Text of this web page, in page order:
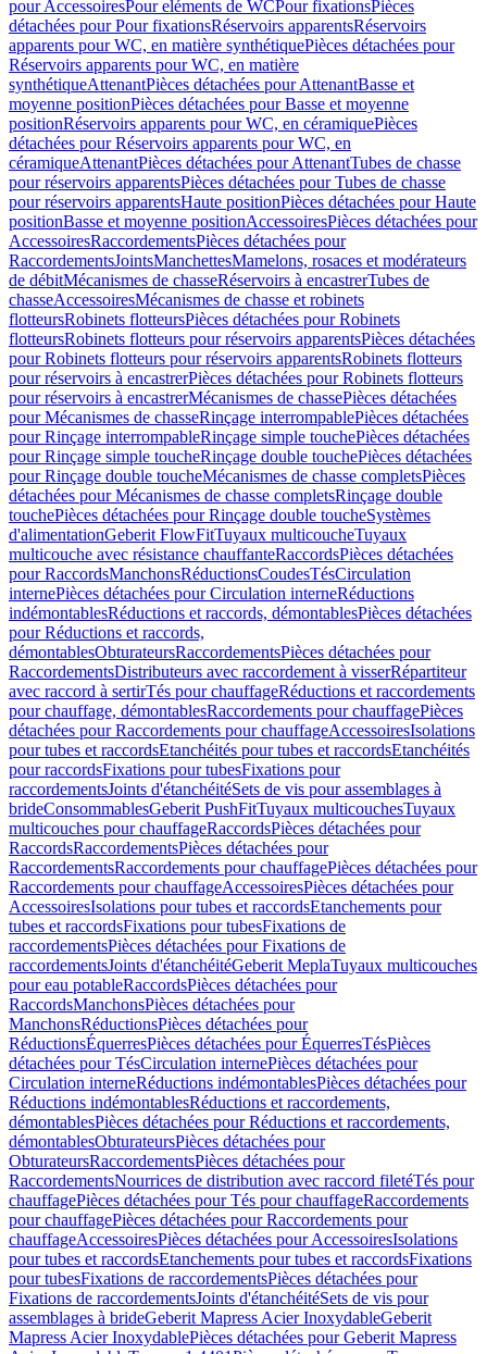
pour AccessoiresPour eléments de WCPour fixationsPièces
détachées pour Pour fixationsRéservoirs apparentsRéservoirs
apparents pour WC, en matière synthétiquePièces détachées pour
Réservoirs apparents pour WC, en matière
synthétiqueAttenantPièces détachées pour AttenantBasse et
moyenne positionPièces détachées pour Basse et moyenne
positionRéservoirs apparents pour WC, en céramiquePièces
détachées pour Réservoirs apparents pour WC, en
céramiqueAttenantPièces détachées pour AttenantTubes de chasse
pour réservoirs apparentsPièces détachées pour Tubes de chasse
pour réservoirs apparentsHaute positionPièces détachées pour Haute
positionBasse et moyenne positionAccessoiresPièces détachées pour
AccessoiresRaccordementsPièces détachées pour
RaccordementsJointsManchettesMamelons, rosaces et modérateurs
de débitMécanismes de chasseRéservoirs à encastrerTubes de
chasseAccessoiresMécanismes de chasse et robinets
flotteursRobinets flotteursPièces détachées pour Robinets
flotteursRobinets flotteurs pour réservoirs apparentsPièces détachées
pour Robinets flotteurs pour réservoirs apparentsRobinets flotteurs
pour réservoirs à encastrerPièces détachées pour Robinets flotteurs
pour réservoirs à encastrerMécanismes de chassePièces détachées
pour Mécanismes de chasseRinçage interrompablePièces détachées
pour Rinçage interrompableRinçage simple touchePièces détachées
pour Rinçage simple toucheRinçage double touchePièces détachées
pour Rinçage double toucheMécanismes de chasse completsPièces
détachées pour Mécanismes de chasse completsRinçage double
touchePièces détachées pour Rinçage double toucheSystèmes
d'alimentationGeberit FlowFitTuyaux multicoucheTuyaux
multicouche avec résistance chauffanteRaccordsPièces détachées
pour RaccordsManchonsRéductionsCoudesTésCirculation
internePièces détachées pour Circulation interneRéductions
indémontablesRéductions et raccords, démontablesPièces détachées
pour Réductions et raccords,
démontablesObturateursRaccordementsPièces détachées pour
RaccordementsDistributeurs avec raccordement à visserRépartiteur
avec raccord à sertirTés pour chauffageRéductions et raccordements
pour chauffage, démontablesRaccordements pour chauffagePièces
détachées pour Raccordements pour chauffageAccessoiresIsolations
pour tubes et raccordsEtanchéités pour tubes et raccordsEtanchéités
pour raccordsFixations pour tubesFixations pour
raccordementsJoints d'étanchéitéSets de vis pour assemblages à
brideConsommablesGeberit PushFitTuyaux multicouchesTuyaux
multicouches pour chauffageRaccordsPièces détachées pour
RaccordsRaccordementsPièces détachées pour
RaccordementsRaccordements pour chauffagePièces détachées pour
Raccordements pour chauffageAccessoiresPièces détachées pour
AccessoiresIsolations pour tubes et raccordsEtanchements pour
tubes et raccordsFixations pour tubesFixations de
raccordementsPièces détachées pour Fixations de
raccordementsJoints d'étanchéitéGeberit MeplaTuyaux multicouches
pour eau potableRaccordsPièces détachées pour
RaccordsManchonsPièces détachées pour
ManchonsRéductionsPièces détachées pour
RéductionsÉquerresPièces détachées pour ÉquerresTésPièces
détachées pour TésCirculation internePièces détachées pour
Circulation interneRéductions indémontablesPièces détachées pour
Réductions indémontablesRéductions et raccordements,
démontablesPièces détachées pour Réductions et raccordements,
démontablesObturateursPièces détachées pour
ObturateursRaccordementsPièces détachées pour
RaccordementsNourrices de distribution avec raccord filetéTés pour
chauffagePièces détachées pour Tés pour chauffageRaccordements
pour chauffagePièces détachées pour Raccordements pour
chauffageAccessoiresPièces détachées pour AccessoiresIsolations
pour tubes et raccordsEtanchements pour tubes et raccordsFixations
pour tubesFixations de raccordementsPièces détachées pour
Fixations de raccordementsJoints d'étanchéitéSets de vis pour
assemblages à brideGeberit Mapress Acier InoxydableGeberit
Mapress Acier InoxydablePièces détachées pour Geberit Mapress